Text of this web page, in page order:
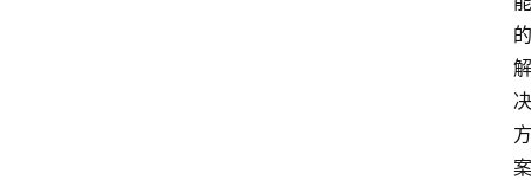
的
解
决
方
案